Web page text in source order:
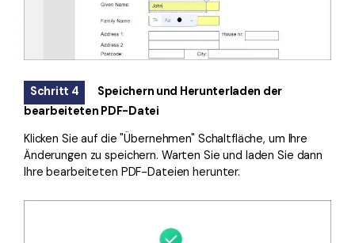
Schritt 4
Speichern und Herunterladen der
bearbeiteten PDF-Datei
Klicken Sie auf die "Übernehmen" Schaltfläche, um Ihre
Änderungen zu speichern. Warten Sie und laden Sie dann
Ihre bearbeiteten PDF-Dateien herunter.